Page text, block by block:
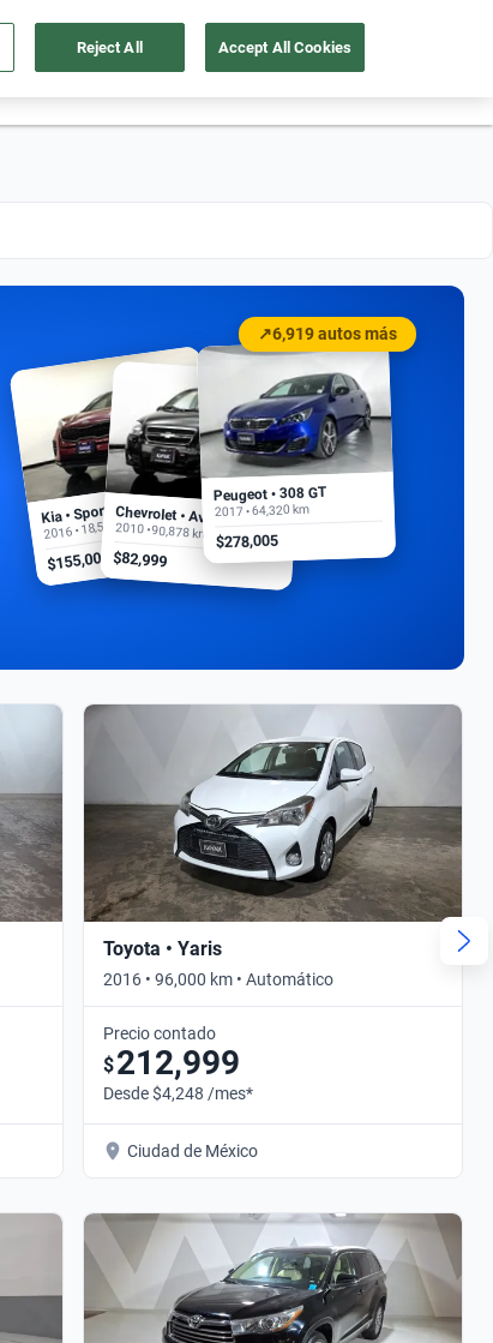
55 4162 9202 Ubicación
↗6,919 autos más
Kia • Sportage EX
2016 • 18,500 km
$155,000
Chevrolet • Aveo
2010 • 90,878 km
$82,999
Peugeot • 308 GT
2017 • 64,320 km
$278,005
Toyota • Yaris
2016 • 96,000 km • Automático
Precio contado
$212,999
Desde $4,248 /mes*
Ciudad de México
Reject All Accept All Cookies